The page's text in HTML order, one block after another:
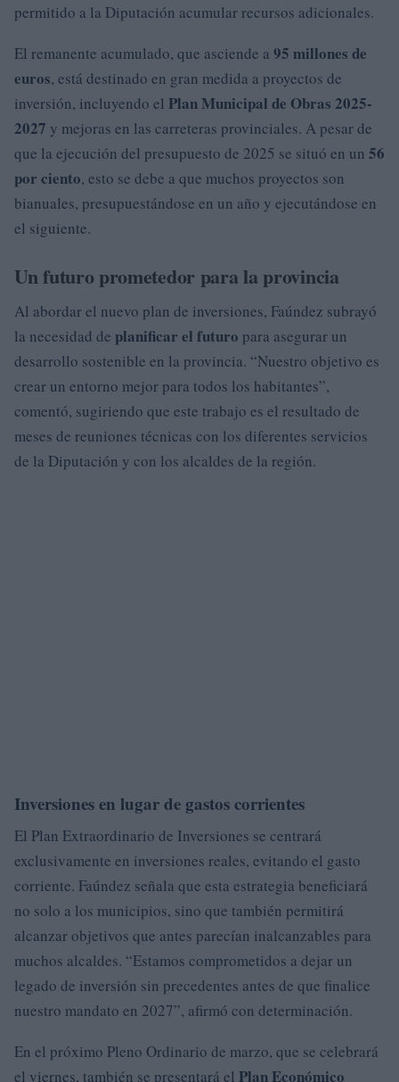
permitido a la Diputación acumular recursos adicionales.
El remanente acumulado, que asciende a 95 millones de
euros, está destinado en gran medida a proyectos de
inversión, incluyendo el Plan Municipal de Obras 2025-
2027 y mejoras en las carreteras provinciales. A pesar de
que la ejecución del presupuesto de 2025 se situó en un 56
por ciento, esto se debe a que muchos proyectos son
bianuales, presupuestándose en un año y ejecutándose en
el siguiente.
Un futuro prometedor para la provincia
Al abordar el nuevo plan de inversiones, Faúndez subrayó
la necesidad de planificar el futuro para asegurar un
desarrollo sostenible en la provincia. “Nuestro objetivo es
crear un entorno mejor para todos los habitantes”,
comentó, sugiriendo que este trabajo es el resultado de
meses de reuniones técnicas con los diferentes servicios
de la Diputación y con los alcaldes de la región.
Inversiones en lugar de gastos corrientes
El Plan Extraordinario de Inversiones se centrará
exclusivamente en inversiones reales, evitando el gasto
corriente. Faúndez señala que esta estrategia beneficiará
no solo a los municipios, sino que también permitirá
alcanzar objetivos que antes parecían inalcanzables para
muchos alcaldes. “Estamos comprometidos a dejar un
legado de inversión sin precedentes antes de que finalice
nuestro mandato en 2027”, afirmó con determinación.
En el próximo Pleno Ordinario de marzo, que se celebrará
el viernes, también se presentará el Plan Económico